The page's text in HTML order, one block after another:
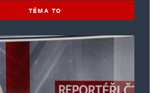
TÉMA TO
teror v EU, 6. díl:
o Václavu Klausovi:
a politici lžou: